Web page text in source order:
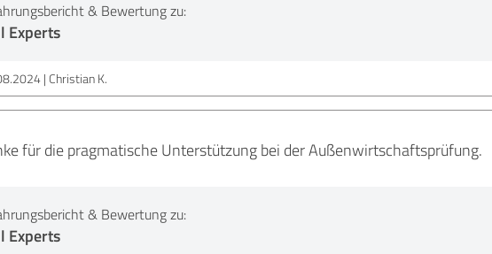
& Bewertung zu:
Experts
Christian K.
für die pragmatische Unterstützung bei der Außenwirtschaftsprüfung.
& Bewertung zu:
Experts